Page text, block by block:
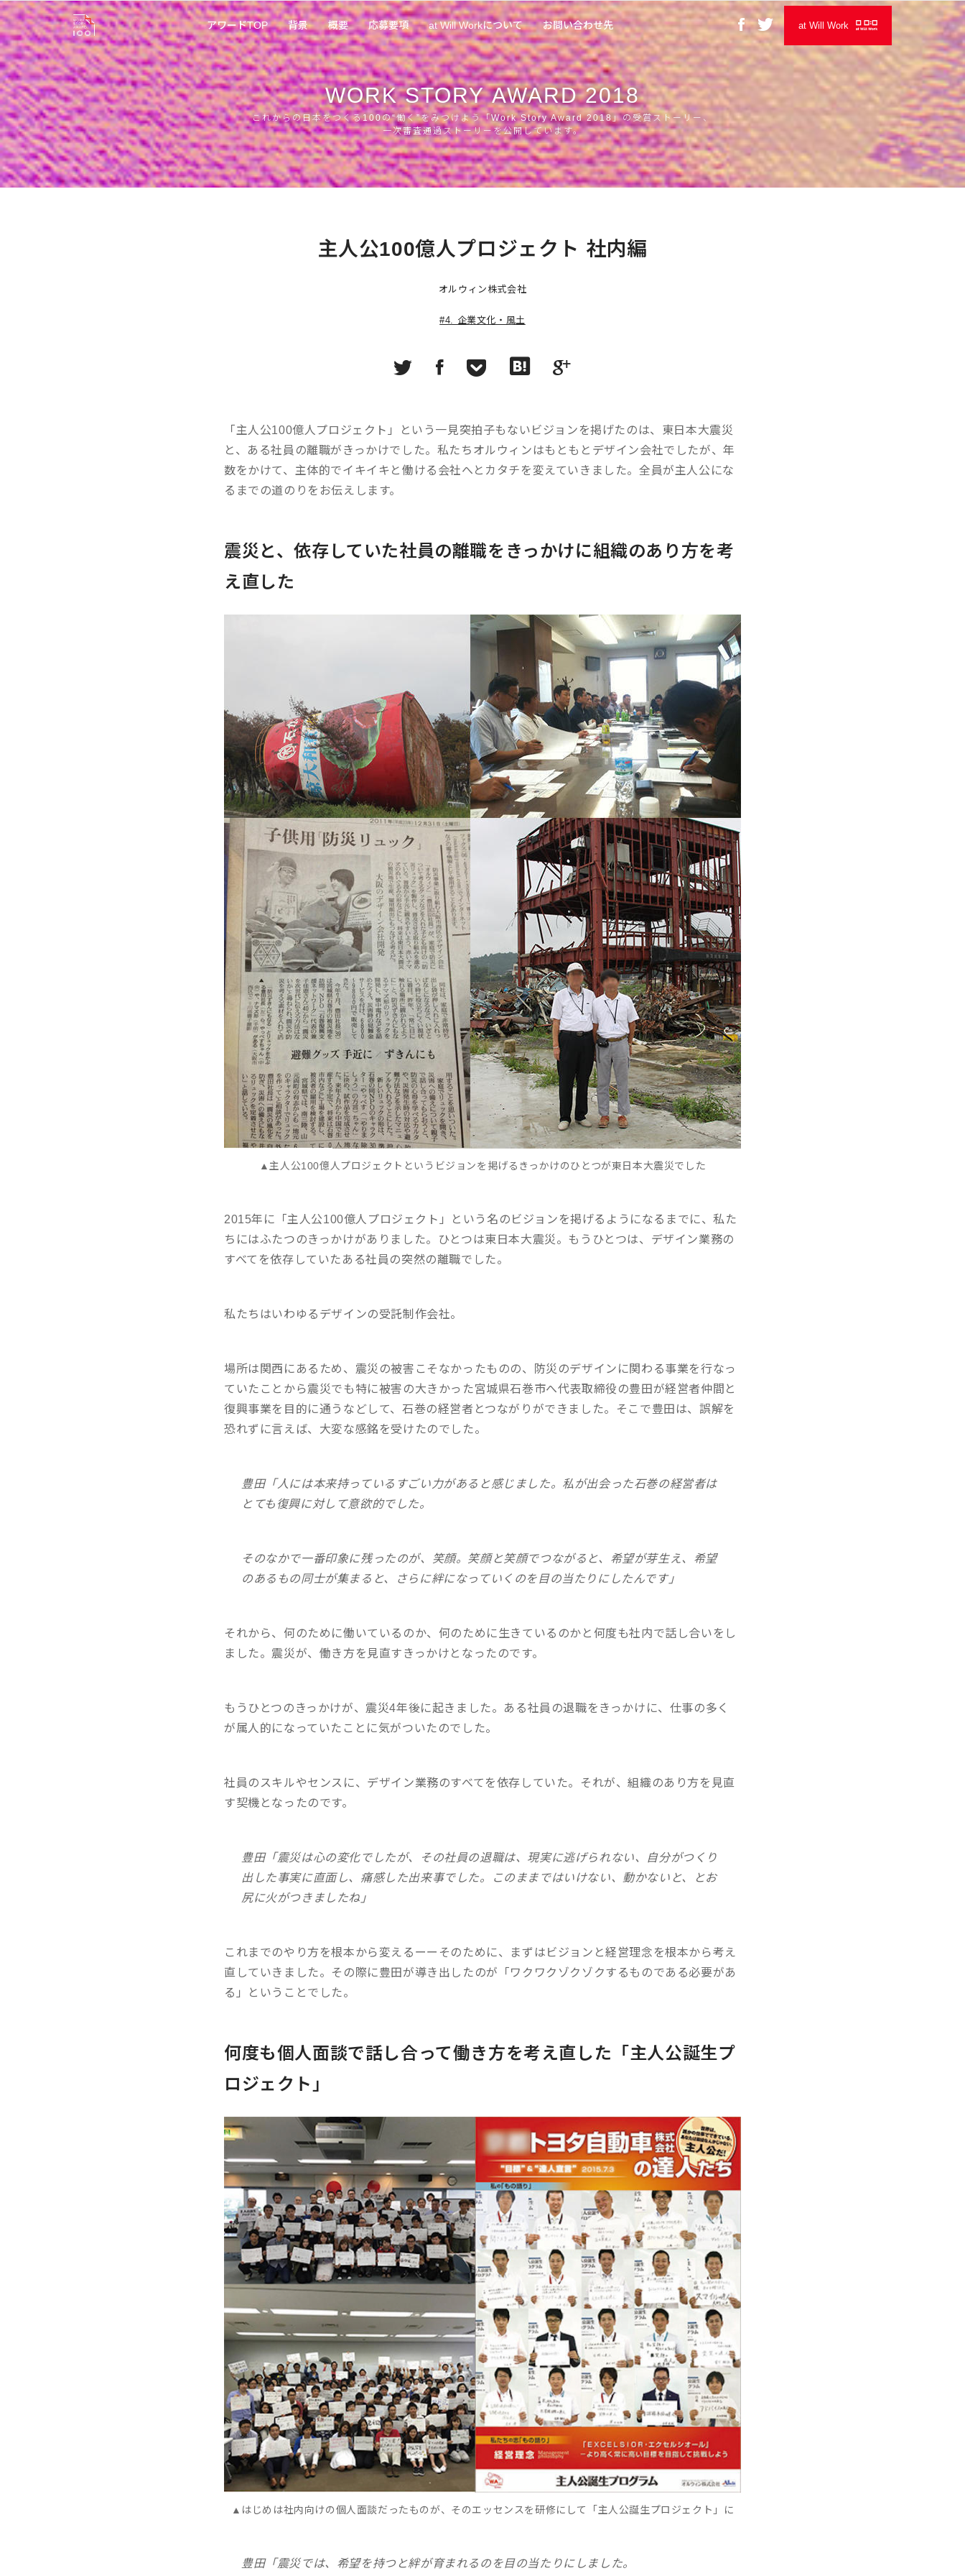
アワードTOP 背景 概要 応募要項 at Will Workについて お問い合わせ先 at Will Work
WORK STORY AWARD 2018
これからの日本をつくる100の“働く”をみつけよう「Work Story Award 2018」の受賞ストーリー、
一次審査通過ストーリーを公開しています。
主人公100億人プロジェクト 社内編
オルウィン株式会社
#4. 企業文化・風土
「主人公100億人プロジェクト」という一見突拍子もないビジョンを掲げたのは、東日本大震災
と、ある社員の離職がきっかけでした。私たちオルウィンはもともとデザイン会社でしたが、年
数をかけて、主体的でイキイキと働ける会社へとカタチを変えていきました。全員が主人公にな
るまでの道のりをお伝えします。
震災と、依存していた社員の離職をきっかけに組織のあり方を考
え直した
▲主人公100億人プロジェクトというビジョンを掲げるきっかけのひとつが東日本大震災でした
2015年に「主人公100億人プロジェクト」という名のビジョンを掲げるようになるまでに、私た
ちにはふたつのきっかけがありました。ひとつは東日本大震災。もうひとつは、デザイン業務の
すべてを依存していたある社員の突然の離職でした。
私たちはいわゆるデザインの受託制作会社。
場所は関西にあるため、震災の被害こそなかったものの、防災のデザインに関わる事業を行なっ
ていたことから震災でも特に被害の大きかった宮城県石巻市へ代表取締役の豊田が経営者仲間と
復興事業を目的に通うなどして、石巻の経営者とつながりができました。そこで豊田は、誤解を
恐れずに言えば、大変な感銘を受けたのでした。
豊田「人には本来持っているすごい力があると感じました。私が出会った石巻の経営者は
とても復興に対して意欲的でした。
そのなかで一番印象に残ったのが、笑顔。笑顔と笑顔でつながると、希望が芽生え、希望
のあるもの同士が集まると、さらに絆になっていくのを目の当たりにしたんです」
それから、何のために働いているのか、何のために生きているのかと何度も社内で話し合いをし
ました。震災が、働き方を見直すきっかけとなったのです。
もうひとつのきっかけが、震災4年後に起きました。ある社員の退職をきっかけに、仕事の多く
が属人的になっていたことに気がついたのでした。
社員のスキルやセンスに、デザイン業務のすべてを依存していた。それが、組織のあり方を見直
す契機となったのです。
豊田「震災は心の変化でしたが、その社員の退職は、現実に逃げられない、自分がつくり
出した事実に直面し、痛感した出来事でした。このままではいけない、動かないと、とお
尻に火がつきましたね」
これまでのやり方を根本から変えるーーそのために、まずはビジョンと経営理念を根本から考え
直していきました。その際に豊田が導き出したのが「ワクワクゾクゾクするものである必要があ
る」ということでした。
何度も個人面談で話し合って働き方を考え直した「主人公誕生プ
ロジェクト」
▲はじめは社内向けの個人面談だったものが、そのエッセンスを研修にして「主人公誕生プロジェクト」に
豊田「震災では、希望を持つと絆が育まれるのを目の当たりにしました。